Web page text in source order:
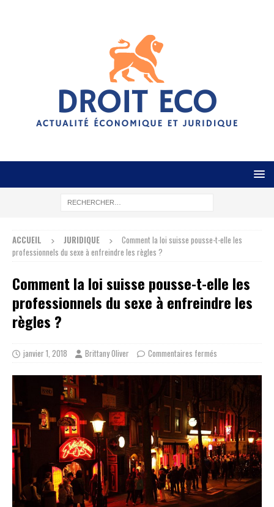
ACCUEIL JURIDIQUE
Comment la loi suisse pousse-t-elle les
professionnels du sexe à enfreindre les règles ?
Comment la loi suisse pousse-t-elle les
professionnels du sexe à enfreindre les
règles ?
janvier 1, 2018 Brittany Oliver Commentaires fermés